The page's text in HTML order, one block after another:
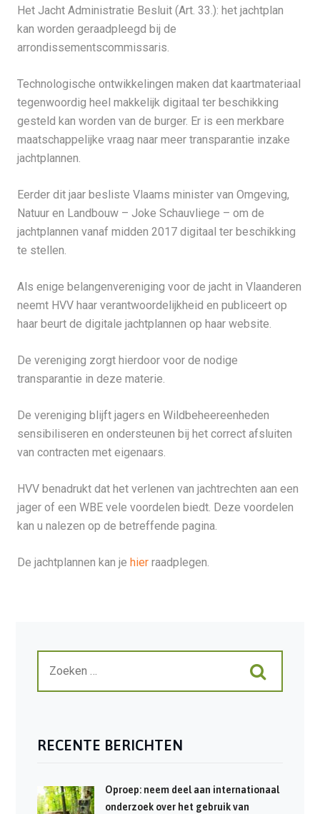
Het Jacht Administratie Besluit (Art. 33.): het jachtplan
kan worden geraadpleegd bij de
arrondissementscommissaris.
Technologische ontwikkelingen maken dat kaartmateriaal
tegenwoordig heel makkelijk digitaal ter beschikking
gesteld kan worden van de burger. Er is een merkbare
maatschappelijke vraag naar meer transparantie inzake
jachtplannen.
Eerder dit jaar besliste Vlaams minister van Omgeving,
Natuur en Landbouw – Joke Schauvliege – om de
jachtplannen vanaf midden 2017 digitaal ter beschikking
te stellen.
Als enige belangenvereniging voor de jacht in Vlaanderen
neemt HVV haar verantwoordelijkheid en publiceert op
haar beurt de digitale jachtplannen op haar website.
De vereniging zorgt hierdoor voor de nodige
transparantie in deze materie.
De vereniging blijft jagers en Wildbeheereenheden
sensibiliseren en ondersteunen bij het correct afsluiten
van contracten met eigenaars.
HVV benadrukt dat het verlenen van jachtrechten aan een
jager of een WBE vele voordelen biedt. Deze voordelen
kan u nalezen op de betreffende pagina.
De jachtplannen kan je hierraadplegen.
RECENTE BERICHTEN
Oproep: neem deel aan internationaal
onderzoek over het gebruik van